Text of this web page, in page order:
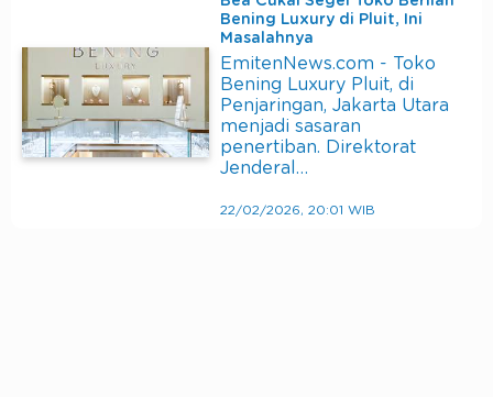
Bening Luxury di Pluit, Ini
Masalahnya
EmitenNews.com - Toko
Bening Luxury Pluit, di
Penjaringan, Jakarta Utara
menjadi sasaran
penertiban. Direktorat
Jenderal…
22/02/2026, 20:01 WIB